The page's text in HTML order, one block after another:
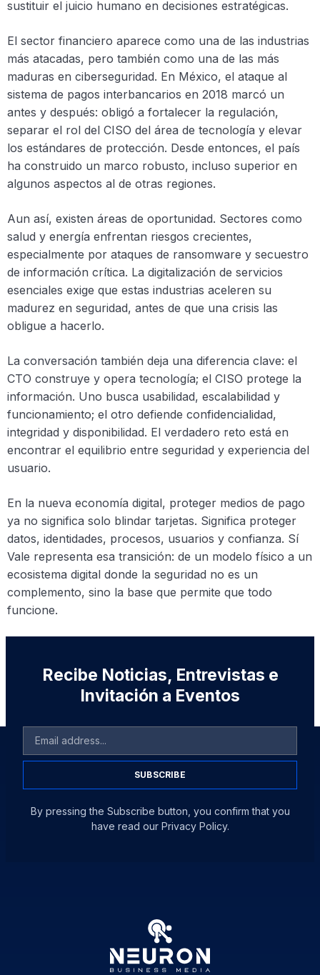
sustituir el juicio humano en decisiones estratégicas.
El sector financiero aparece como una de las industrias
más atacadas, pero también como una de las más
maduras en ciberseguridad. En México, el ataque al
sistema de pagos interbancarios en 2018 marcó un
antes y después: obligó a fortalecer la regulación,
separar el rol del CISO del área de tecnología y elevar
los estándares de protección. Desde entonces, el país
ha construido un marco robusto, incluso superior en
algunos aspectos al de otras regiones.
Aun así, existen áreas de oportunidad. Sectores como
salud y energía enfrentan riesgos crecientes,
especialmente por ataques de ransomware y secuestro
de información crítica. La digitalización de servicios
esenciales exige que estas industrias aceleren su
madurez en seguridad, antes de que una crisis las
obligue a hacerlo.
La conversación también deja una diferencia clave: el
CTO construye y opera tecnología; el CISO protege la
información. Uno busca usabilidad, escalabilidad y
funcionamiento; el otro defiende confidencialidad,
integridad y disponibilidad. El verdadero reto está en
encontrar el equilibrio entre seguridad y experiencia del
usuario.
En la nueva economía digital, proteger medios de pago
ya no significa solo blindar tarjetas. Significa proteger
datos, identidades, procesos, usuarios y confianza. Sí
Vale representa esa transición: de un modelo físico a un
ecosistema digital donde la seguridad no es un
complemento, sino la base que permite que todo
funcione.
Recibe Noticias, Entrevistas e
Invitación a Eventos
SUBSCRIBE
By pressing the Subscribe button, you confirm that you
have read our Privacy Policy.